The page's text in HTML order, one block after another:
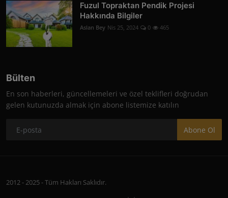
Fuzul Topraktan Pendik Projesi
Hakkında Bilgiler
Aslan Bey Nis 25, 2024 0 465
Bülten
En son haberleri, güncellemeleri ve özel teklifleri doğrudan
gelen kutunuzda almak için abone listemize katılın
Abone Ol
2012 - 2025 - Tüm Hakları Saklıdır.